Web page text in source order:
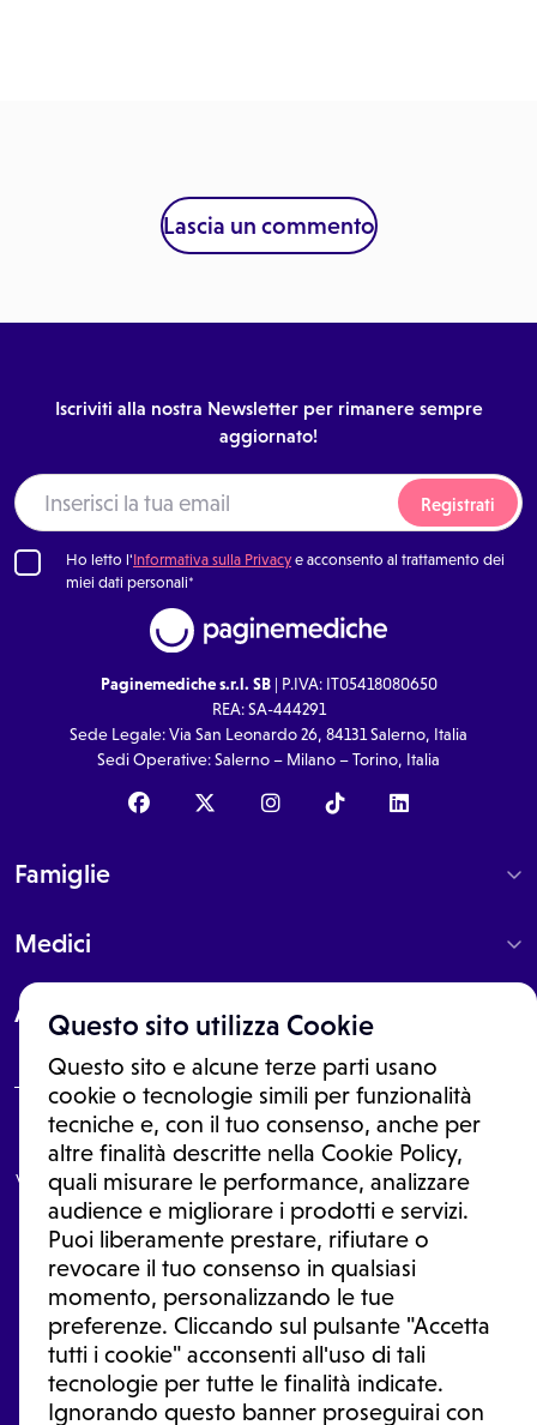
Questo sito utilizza Cookie
Questo sito e alcune terze parti usano
cookie o tecnologie simili per funzionalità
tecniche e, con il tuo consenso, anche per
altre finalità descritte nella Cookie Policy,
quali misurare le performance, analizzare
audience e migliorare i prodotti e servizi.
Puoi liberamente prestare, rifiutare o
revocare il tuo consenso in qualsiasi
momento, personalizzando le tue
preferenze. Cliccando sul pulsante "Accetta
tutti i cookie" acconsenti all'uso di tali
tecnologie per tutte le finalità indicate.
Ignorando questo banner proseguirai con
Lascia un commento
Iscriviti alla nostra Newsletter per rimanere sempre
aggiornato!
Registrati
Ho letto l'Informativa sulla Privacye acconsento al trattamento dei
miei dati personali*
Paginemediche s.r.l. SB| P.IVA: IT05418080650
REA: SA-444291
Sede Legale: Via San Leonardo 26, 84131 Salerno, Italia
Sedi Operative: Salerno – Milano – Torino, Italia
Famiglie
Medici
About
Le informazioni proposte in questo sito non sono un consulto medico.
In nessun caso, queste informazioni sostituiscono un consulto, una
visita o una diagnosi formulata dal medico. Non si devono considerare
le informazioni disponibili come suggerimenti per la formulazione di
una diagnosi, la determinazione di un trattamento o l'assunzione o
sospensione di un farmaco senza prima consultare un medico di
medicina generale o uno specialista.
Condizioni di utilizzo|Privacy Policy |Gestione Cookie
Ⓒ 2026 | Tutti i diritti riservati.